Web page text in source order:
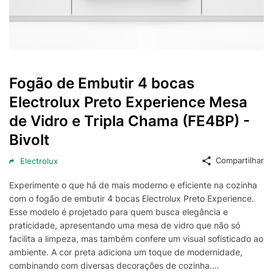
Fogão de Embutir 4 bocas
Electrolux Preto Experience Mesa
de Vidro e Tripla Chama (FE4BP) -
Bivolt
Electrolux Compartilhar
Experimente o que há de mais moderno e eficiente na cozinha
com o fogão de embutir 4 bocas Electrolux Preto Experience.
Esse modelo é projetado para quem busca elegância e
praticidade, apresentando uma mesa de vidro que não só
facilita a limpeza, mas também confere um visual sofisticado ao
ambiente. A cor preta adiciona um toque de modernidade,
combinando com diversas decorações de cozinha.